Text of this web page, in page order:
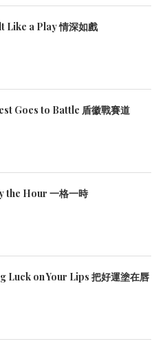
Like a Play 情深如戲
Goes to Battle 盾徽戰賽道
the Hour 一格一時
Luck on Your Lips 把好運塗在唇